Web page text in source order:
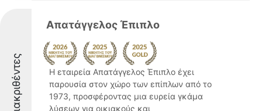
Διακριθέντες
Απατάγγελος Έπιπλο
Η εταιρεία Απατάγγελος Έπιπλο έχει
παρουσία στον χώρο των επίπλων από το
1973, προσφέροντας μια ευρεία γκάμα
λύσεων για οικιακούς και